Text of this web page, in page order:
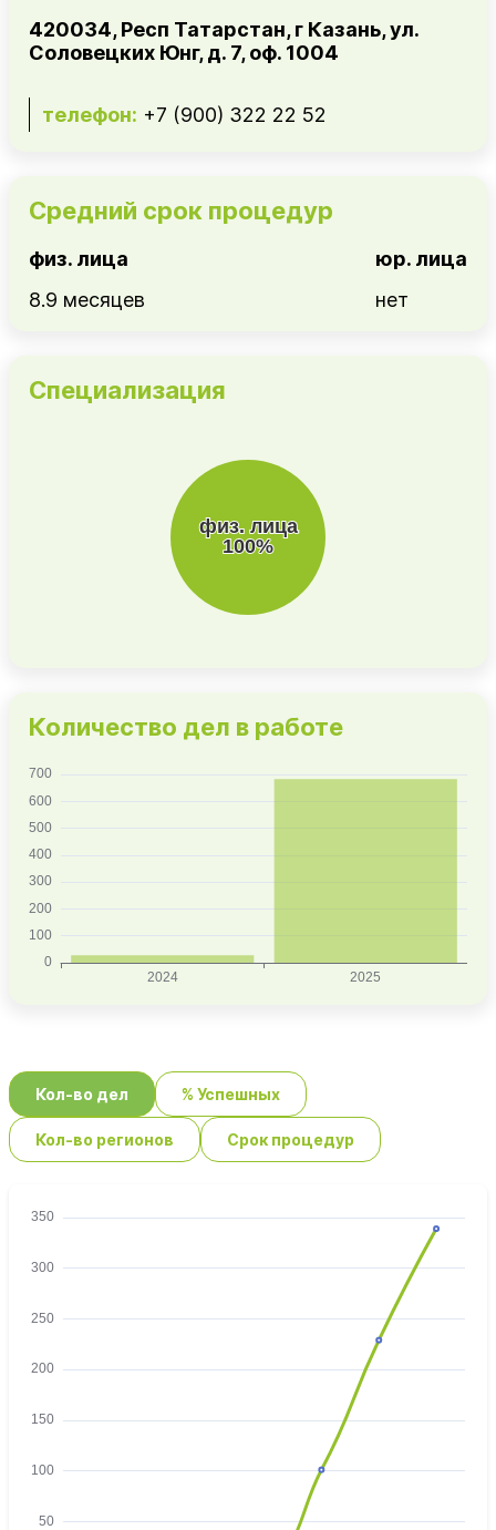
420034, Респ Татарстан, г Казань, ул.
Соловецких Юнг, д. 7, оф. 1004
телефон: +7 (900) 322 22 52
Средний срок процедур
физ. лица
8.9 месяцев
юр. лица
нет
Специализация
Количество дел в работе
Кол-во дел % Успешных
Кол-во регионов Срок процедур